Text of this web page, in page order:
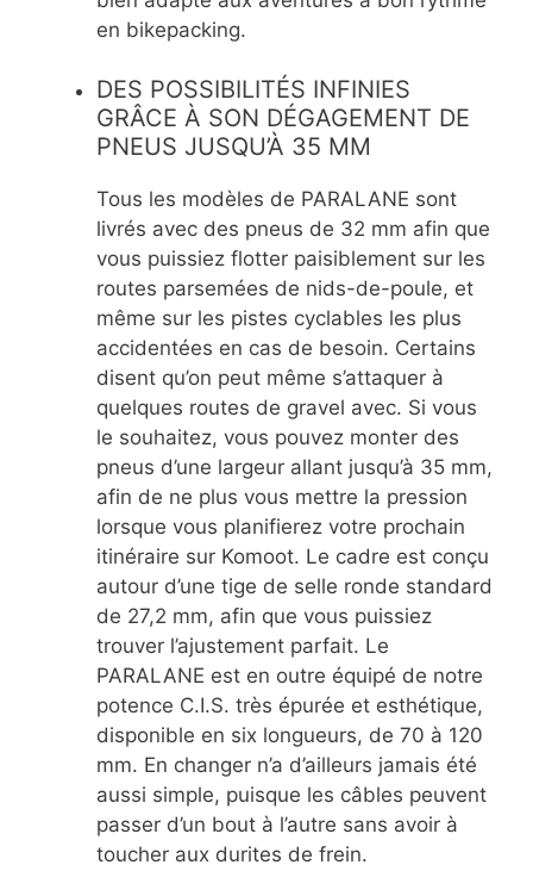
en bikepacking.
DES POSSIBILITÉS INFINIES
GRÂCE À SON DÉGAGEMENT DE
PNEUS JUSQU’À 35 MM
Tous les modèles de PARALANE sont
livrés avec des pneus de 32 mm afin que
vous puissiez flotter paisiblement sur les
routes parsemées de nids-de-poule, et
même sur les pistes cyclables les plus
accidentées en cas de besoin. Certains
disent qu’on peut même s’attaquer à
quelques routes de gravel avec. Si vous
le souhaitez, vous pouvez monter des
pneus d’une largeur allant jusqu’à 35 mm,
afin de ne plus vous mettre la pression
lorsque vous planifierez votre prochain
itinéraire sur Komoot. Le cadre est conçu
autour d’une tige de selle ronde standard
de 27,2 mm, afin que vous puissiez
trouver l’ajustement parfait. Le
PARALANE est en outre équipé de notre
potence C.I.S. très épurée et esthétique,
disponible en six longueurs, de 70 à 120
mm. En changer n’a d’ailleurs jamais été
aussi simple, puisque les câbles peuvent
passer d’un bout à l’autre sans avoir à
toucher aux durites de frein.